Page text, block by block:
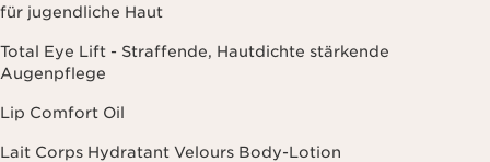
für jugendliche Haut
Total Eye Lift - Straffende, Hautdichte stärkende
Augenpflege
Lip Comfort Oil
Lait Corps Hydratant Velours Body-Lotion